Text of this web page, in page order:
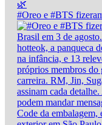
#Oreo e #BTS